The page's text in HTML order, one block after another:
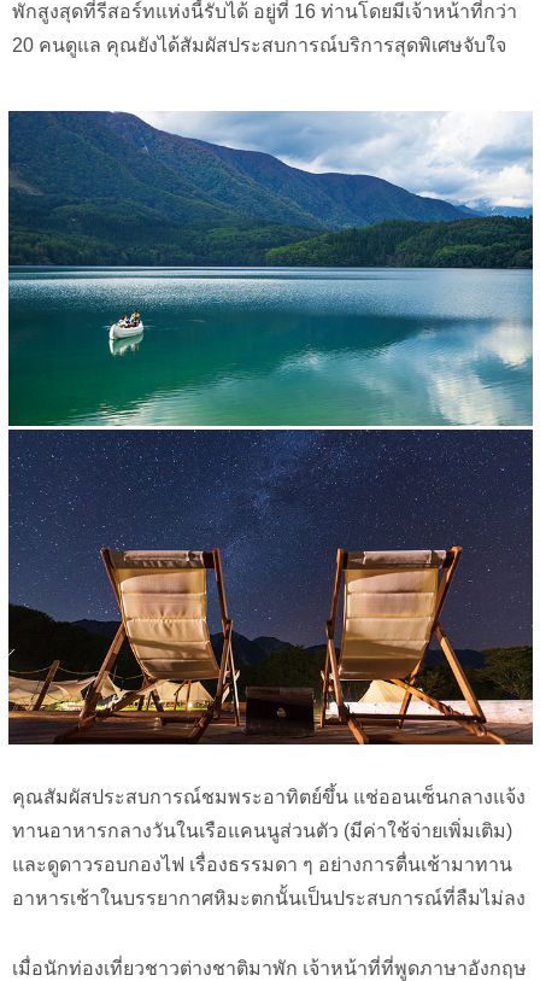
พักสูงสุดที่รีสอร์ทแห่งนี้รับได้ อยู่ที่ 16 ท่านโดยมีเจ้าหน้าที่กว่า
20 คนดูแล คุณยังได้สัมผัสประสบการณ์บริการสุดพิเศษจับใจ
คุณสัมผัสประสบการณ์ชมพระอาทิตย์ขึ้น แช่ออนเซ็นกลางแจ้ง
ทานอาหารกลางวันในเรือแคนนูส่วนตัว (มีค่าใช้จ่ายเพิ่มเติม)
และดูดาวรอบกองไฟ เรื่องธรรมดา ๆ อย่างการตื่นเช้ามาทาน
อาหารเช้าในบรรยากาศหิมะตกนั้นเป็นประสบการณ์ที่ลืมไม่ลง
เมื่อนักท่องเที่ยวชาวต่างชาติมาพัก เจ้าหน้าที่ที่พูดภาษาอังกฤษ